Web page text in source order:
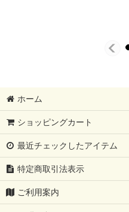
ホーム
ショッピングカート
最近チェックしたアイテム
特定商取引法表示
ご利用案内